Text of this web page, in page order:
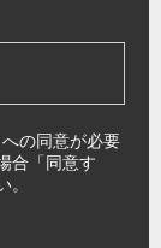
への同意が必要
合「同意す